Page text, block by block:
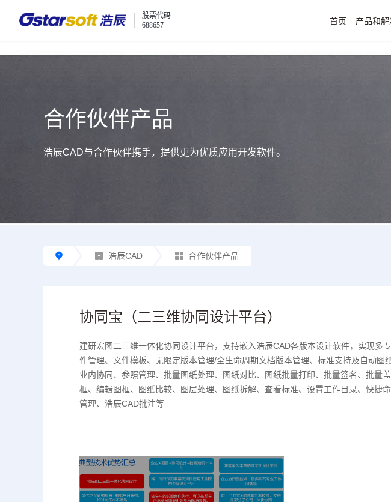
股票代码
688657
首页 产品和
合作伙伴产品
浩辰CAD与合作伙伴携手，提供更为优质应用开发软件。
浩辰CAD 合作伙伴产品
协同宝（二三维协同设计平台）
建研宏图二三维一体化协同设计平台，支持嵌入浩辰CAD各版本设计软件，实现多
件管理、文件模板、无限定版本管理/全生命周期文档版本管理、标准支持及自动图
业内协同、参照管理、批量图纸处理、图纸对比、图纸批量打印、批量签名、批量
框、编辑图框、图纸比较、图层处理、图纸拆解、查看标准、设置工作目录、快捷
管理、浩辰CAD批注等